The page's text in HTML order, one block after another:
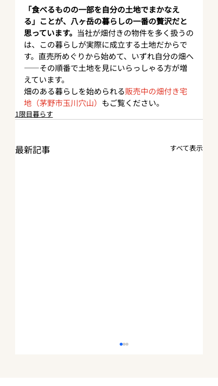
「食べるものの一部を自分の土地でまかなえ
る」ことが、八ヶ岳の暮らしの一番の贅沢だと
思っています。 当社が畑付きの物件を多く扱うの
は、この暮らしが実際に成立する土地だからで
す。直売所めぐりから始めて、いずれ自分の畑へ
——その順番で土地を見にいらっしゃる方が増
えています。
畑のある暮らしを始められる販売中の畑付き宅
地（茅野市玉川穴山） もご覧ください。
1限目暮らす
最新記事 すべて表示